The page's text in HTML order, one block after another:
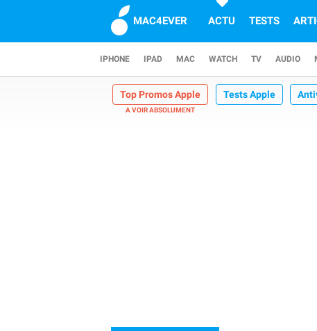
MAC4EVER ACTU TESTS
IPHONE IPAD MAC WATCH TV AUDIO
Top Promos Apple Tests Apple